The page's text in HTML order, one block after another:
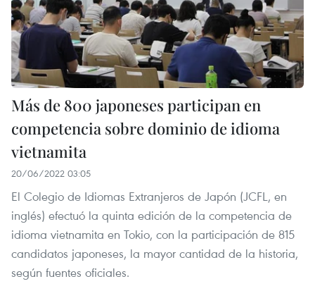
Más de 800 japoneses participan en
competencia sobre dominio de idioma
vietnamita
20/06/2022 03:05
El Colegio de Idiomas Extranjeros de Japón (JCFL, en
inglés) efectuó la quinta edición de la competencia de
idioma vietnamita en Tokio, con la participación de 815
candidatos japoneses, la mayor cantidad de la historia,
según fuentes oficiales.